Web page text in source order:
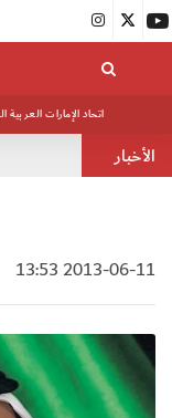
اتحاد الإمارات العربية
الأخبار
2013-06-11 13:53